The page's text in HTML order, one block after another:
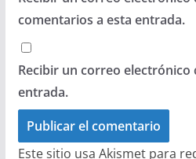
comentarios a esta entrada.
Recibir un correo electrónico
entrada.
Este sitio usa Akismet para